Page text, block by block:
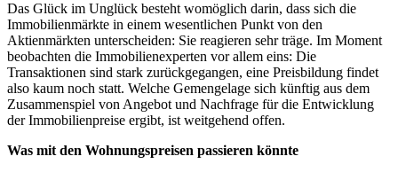
Das Glück im Unglück besteht womöglich darin, dass sich die
Immobilienmärkte in einem wesentlichen Punkt von den
Aktienmärkten unterscheiden: Sie reagieren sehr träge. Im Moment
beobachten die Immobilienexperten vor allem eins: Die
Transaktionen sind stark zurückgegangen, eine Preisbildung findet
also kaum noch statt. Welche Gemengelage sich künftig aus dem
Zusammenspiel von Angebot und Nachfrage für die Entwicklung
der Immobilienpreise ergibt, ist weitgehend offen.
Was mit den Wohnungspreisen passieren könnte